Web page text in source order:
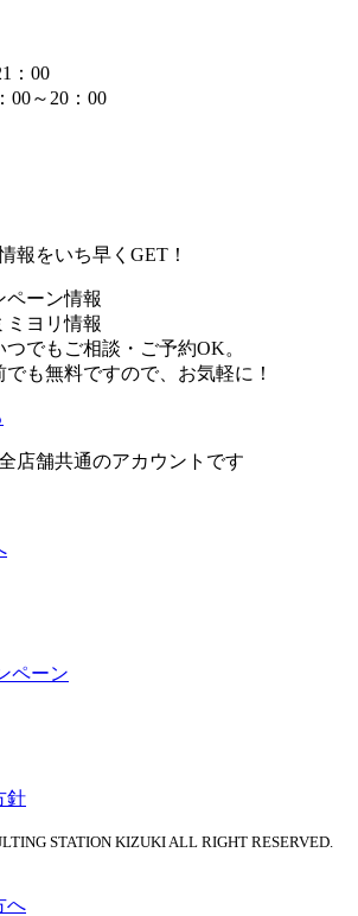
：00
00～20：00
報をいち早くGET！
ペーン情報
ミヨリ情報
つでもご相談・ご予約OK。
も無料ですので、お気軽に！
店舗共通のアカウントです
ペーン
針
STATION KIZUKI ALL RIGHT RESERVED.